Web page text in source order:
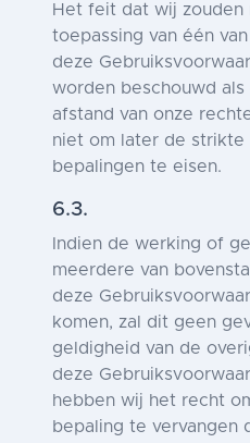
Het feit dat wij zouden
toepassing van één
deze
worden beschouwd
afstand van onze
niet om later de strikte
bepalingen te eisen.
6.3.
Indien de werking of
meerdere van
deze
komen, zal dit geen
geldigheid van de
deze
hebben wij het recht
bepaling te vervangen